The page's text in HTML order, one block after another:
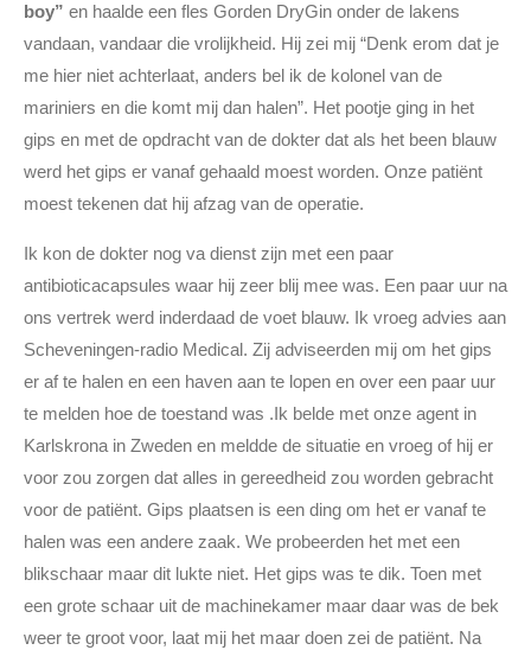
boy” en haalde een fles Gorden DryGin onder de lakens
vandaan, vandaar die vrolijkheid. Hij zei mij “Denk erom dat je
me hier niet achterlaat, anders bel ik de kolonel van de
mariniers en die komt mij dan halen”. Het pootje ging in het
gips en met de opdracht van de dokter dat als het been blauw
werd het gips er vanaf gehaald moest worden. Onze patiënt
moest tekenen dat hij afzag van de operatie.
Ik kon de dokter nog va dienst zijn met een paar
antibioticacapsules waar hij zeer blij mee was. Een paar uur na
ons vertrek werd inderdaad de voet blauw. Ik vroeg advies aan
Scheveningen-radio Medical. Zij adviseerden mij om het gips
er af te halen en een haven aan te lopen en over een paar uur
te melden hoe de toestand was .Ik belde met onze agent in
Karlskrona in Zweden en meldde de situatie en vroeg of hij er
voor zou zorgen dat alles in gereedheid zou worden gebracht
voor de patiënt. Gips plaatsen is een ding om het er vanaf te
halen was een andere zaak. We probeerden het met een
blikschaar maar dit lukte niet. Het gips was te dik. Toen met
een grote schaar uit de machinekamer maar daar was de bek
weer te groot voor, laat mij het maar doen zei de patiënt. Na